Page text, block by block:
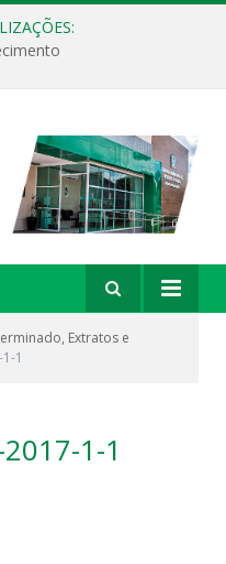
Extratos e
1
1-1